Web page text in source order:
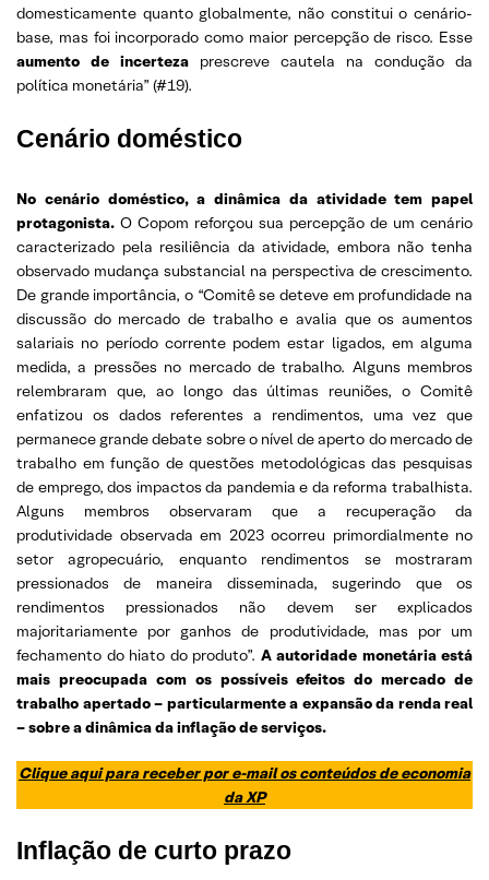
domesticamente quanto globalmente, não constitui o cenário-
base, mas foi incorporado como maior percepção de risco. Esse
aumento de incerteza prescreve cautela na condução da
política monetária” (#19).
Cenário doméstico
No cenário doméstico, a dinâmica da atividade tem papel
protagonista. O Copom reforçou sua percepção de um cenário
caracterizado pela resiliência da atividade, embora não tenha
observado mudança substancial na perspectiva de crescimento.
De grande importância, o “Comitê se deteve em profundidade na
discussão do mercado de trabalho e avalia que os aumentos
salariais no período corrente podem estar ligados, em alguma
medida, a pressões no mercado de trabalho. Alguns membros
relembraram que, ao longo das últimas reuniões, o Comitê
enfatizou os dados referentes a rendimentos, uma vez que
permanece grande debate sobre o nível de aperto do mercado de
trabalho em função de questões metodológicas das pesquisas
de emprego, dos impactos da pandemia e da reforma trabalhista.
Alguns membros observaram que a recuperação da
produtividade observada em 2023 ocorreu primordialmente no
setor agropecuário, enquanto rendimentos se mostraram
pressionados de maneira disseminada, sugerindo que os
rendimentos pressionados não devem ser explicados
majoritariamente por ganhos de produtividade, mas por um
fechamento do hiato do produto”. A autoridade monetária está
mais preocupada com os possíveis efeitos do mercado de
trabalho apertado – particularmente a expansão da renda real
– sobre a dinâmica da inflação de serviços.
Clique aqui para receber por e-mail os conteúdos de economia
da XP
Inflação de curto prazo